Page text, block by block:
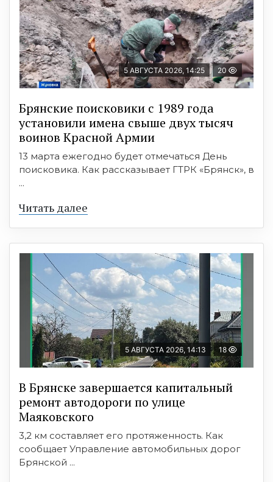
5 АВГУСТА 2026, 14:25 20
Брянские поисковики с 1989 года
установили имена свыше двух тысяч
воинов Красной Армии
13 марта ежегодно будет отмечаться День
поисковика. Как рассказывает ГТРК «Брянск», в
...
Читать далее
5 АВГУСТА 2026, 14:13 18
В Брянске завершается капитальный
ремонт автодороги по улице
Маяковского
3,2 км составляет его протяженность. Как
сообщает Управление автомобильных дорог
Брянской ...